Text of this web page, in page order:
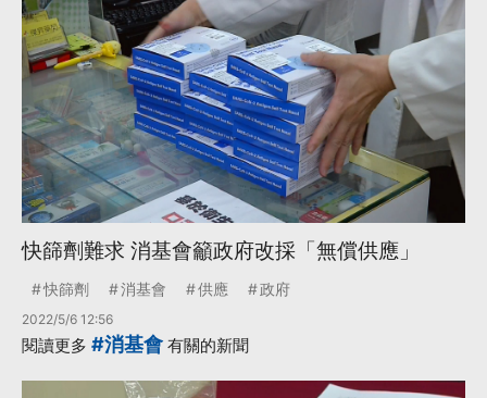
快篩劑難求 消基會籲政府改採「無償供應」
快篩劑 消基會 供應 政府
2022/5/6 12:56
閱讀更多 #消基會 有關的新聞